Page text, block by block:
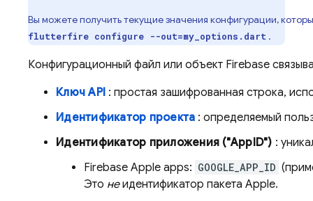
Вы можете получить текущие значения конфигурации,
flutterfire configure --out=my_options.dart .
Конфигурационный файл или объект Firebase
Ключ API : простая зашифрованная строка,
Идентификатор проекта : определяемый
Идентификатор приложения ("AppID") :
Firebase Apple apps: GOOGLE_APP_ID
Это неидентификатор пакета Apple.